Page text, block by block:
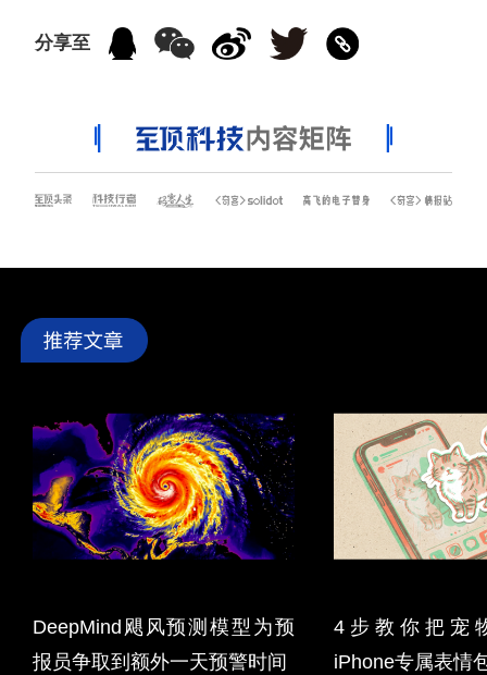
分享至
DeepMind飓风预测模型为预
报员争取到额外一天预警时间
4步教你把宠
iPhone专属表情